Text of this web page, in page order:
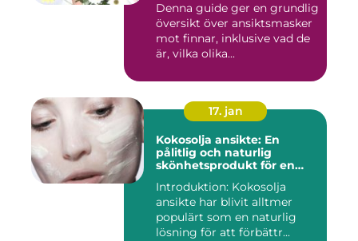
Denna guide ger en grundlig
översikt över ansiktsmasker
mot finnar, inklusive vad de
är, vilka olika...
17. jan
Kokosolja ansikte: En
pålitlig och naturlig
skönhetsprodukt för en
Introduktion: Kokosolja
ansikte har blivit alltmer
populärt som en naturlig
lösning för att förbättr...